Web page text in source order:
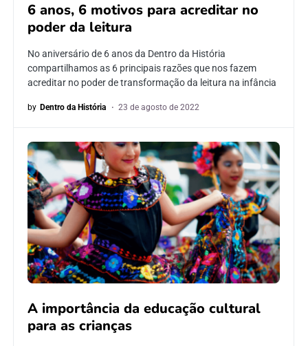
6 anos, 6 motivos para acreditar no
poder da leitura
No aniversário de 6 anos da Dentro da História
compartilhamos as 6 principais razões que nos fazem
acreditar no poder de transformação da leitura na infância
by Dentro da História 23 de agosto de 2022
A importância da educação cultural
para as crianças